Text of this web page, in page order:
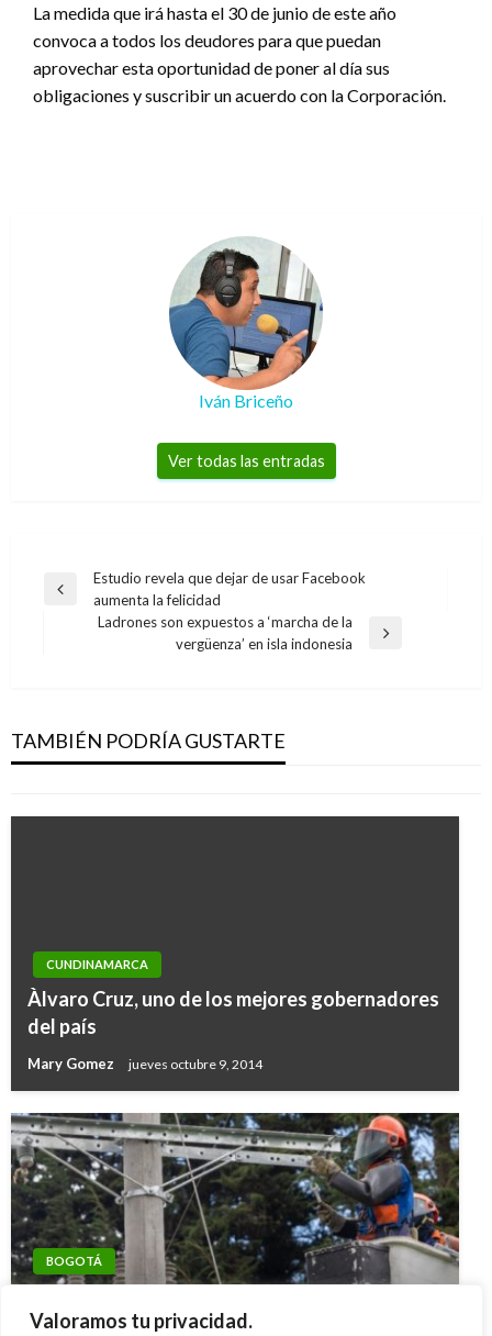
Valoramos tu privacidad.
La medida que irá hasta el 30 de junio de este año
convoca a todos los deudores para que puedan
aprovechar esta oportunidad de poner al día sus
obligaciones y suscribir un acuerdo con la Corporación.
Iván Briceño
Ver todas las entradas
Navegación
Entrada
Estudio revela que dejar de usar Facebook
aumenta la felicidad
Ladrones son expuestos a ‘marcha de la
vergüenza’ en isla indonesia
TAMBIÉN PODRÍA GUSTARTE
ventas con Sorteo de la prosperidad
Iván Briceño viernes diciembre 8, 2017
CUNDINAMARCA
Àlvaro Cruz, uno de los mejores gobernadores
del país
Mary Gomez jueves octubre 9, 2014
BOGOTÁ
2025 en Bogotá, Chía y Cota
CUNDINAMARCA
Corte ordena urgente solución al problema de